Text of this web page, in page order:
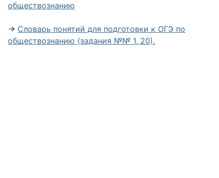
обществознанию
→ Словарь понятий для подготовки к ОГЭ по
обществознанию (задания №№ 1, 20).